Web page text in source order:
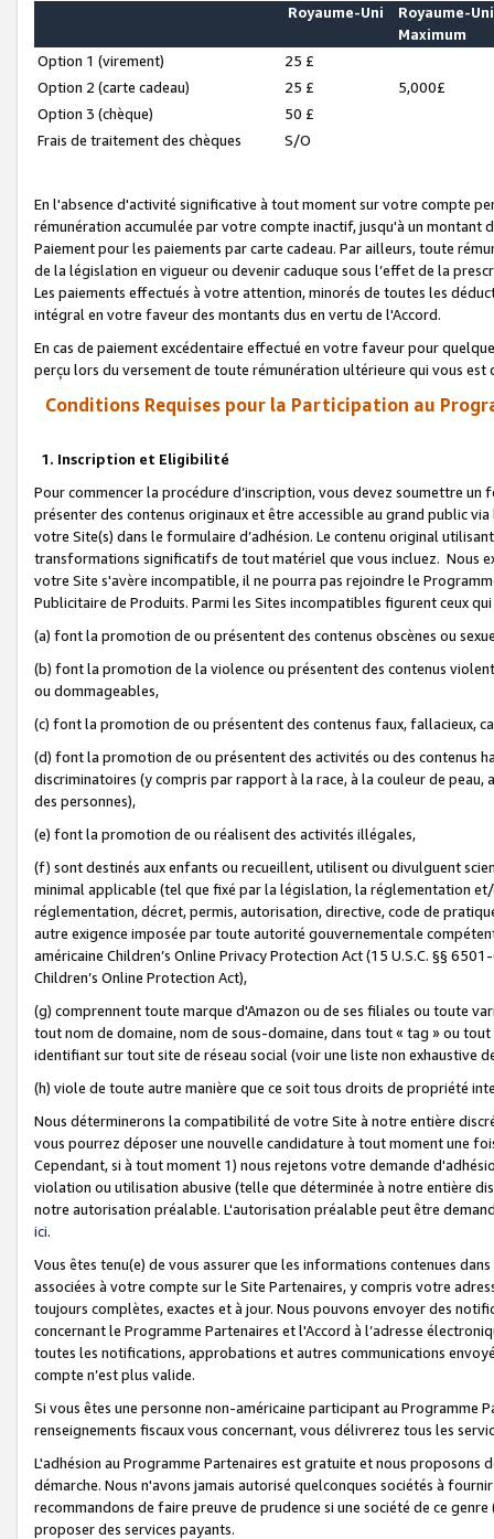
Royaume-Uni
Royaume-Uni
Maximum
Option 1 (virement)
25 £
Option 2 (carte cadeau)
25 £
5,000£
Option 3 (chèque)
50 £
Frais de traitement des chèques
S/O
En l'absence d'activité significative à tout moment sur votre compte
rémunération accumulée par votre compte inactif, jusqu'à un montant
Paiement pour les paiements par carte cadeau. Par ailleurs, toute
de la législation en vigueur ou devenir caduque sous l’effet de la
Les paiements effectués à votre attention, minorés de toutes les
intégral en votre faveur des montants dus en vertu de l'Accord.
En cas de paiement excédentaire effectué en votre faveur pour
perçu lors du versement de toute rémunération ultérieure qui vous est
Conditions Requises pour la Participation au
1. Inscription et Eligibilité
Pour commencer la procédure d’inscription, vous devez soumettre
présenter des contenus originaux et être accessible au grand public
votre Site(s) dans le formulaire d’adhésion. Le contenu original
transformations significatifs de tout matériel que vous incluez. Nous
votre Site s'avère incompatible, il ne pourra pas rejoindre le
Publicitaire de Produits. Parmi les Sites incompatibles figurent ceux
(a) font la promotion de ou présentent des contenus obscènes ou
(b) font la promotion de la violence ou présentent des contenus
ou dommageables,
(c) font la promotion de ou présentent des contenus faux, fallacieux,
(d) font la promotion de ou présentent des activités ou des contenus
discriminatoires (y compris par rapport à la race, à la couleur de
des personnes),
(e) font la promotion de ou réalisent des activités illégales,
(f) sont destinés aux enfants ou recueillent, utilisent ou divulguent
minimal applicable (tel que fixé par la législation, la réglementation
réglementation, décret, permis, autorisation, directive, code de
autre exigence imposée par toute autorité gouvernementale
américaine Children’s Online Privacy Protection Act (15 U.S.C. §§
Children’s Online Protection Act),
(g) comprennent toute marque d'Amazon ou de ses filiales ou toute
tout nom de domaine, nom de sous-domaine, dans tout « tag » ou
identifiant sur tout site de réseau social (voir une liste non exhaustive
(h) viole de toute autre manière que ce soit tous droits de propriété
Nous déterminerons la compatibilité de votre Site à notre entière
vous pourrez déposer une nouvelle candidature à tout moment une
Cependant, si à tout moment 1) nous rejetons votre demande
violation ou utilisation abusive (telle que déterminée à notre entière
notre autorisation préalable. L'autorisation préalable peut être
ici.
Vous êtes tenu(e) de vous assurer que les informations contenues
associées à votre compte sur le Site Partenaires, y compris votre
toujours complètes, exactes et à jour. Nous pouvons envoyer des
concernant le Programme Partenaires et l'Accord à l’adresse
toutes les notifications, approbations et autres communications
compte n’est plus valide.
Si vous êtes une personne non-américaine participant au
renseignements fiscaux vous concernant, vous délivrerez tous les
L'adhésion au Programme Partenaires est gratuite et nous proposons
démarche. Nous n'avons jamais autorisé quelconques sociétés à
recommandons de faire preuve de prudence si une société de ce
proposer des services payants.